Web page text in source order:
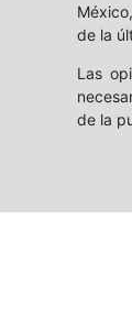
de la
Las
de la